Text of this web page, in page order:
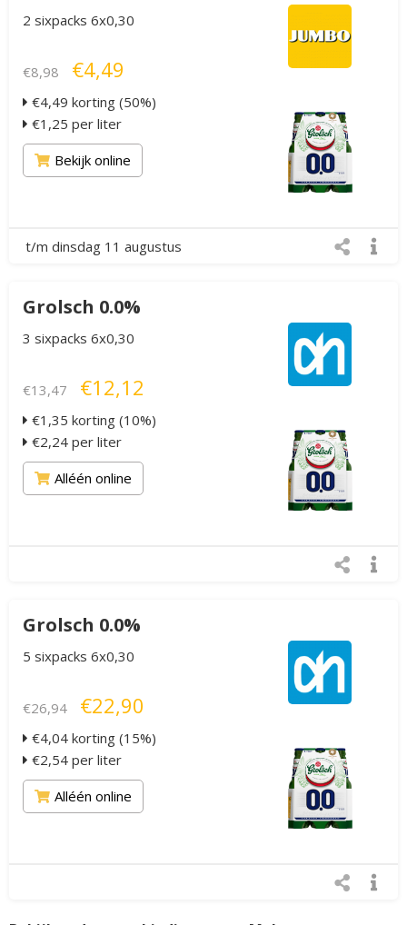
2 sixpacks 6x0,30
€8,98 €4,49
€4,49 korting (50%)
€1,25 per liter
Bekijk online
t/m dinsdag 11 augustus
Grolsch 0.0%
3 sixpacks 6x0,30
€13,47 €12,12
€1,35 korting (10%)
€2,24 per liter
Alléén online
Grolsch 0.0%
5 sixpacks 6x0,30
€26,94 €22,90
€4,04 korting (15%)
€2,54 per liter
Alléén online